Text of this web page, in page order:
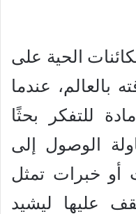
الحية على
بالعالم، عندما
للتفكر بحثًا
الوصول إلى
أو خبرات تمثل
عليها ليشيد